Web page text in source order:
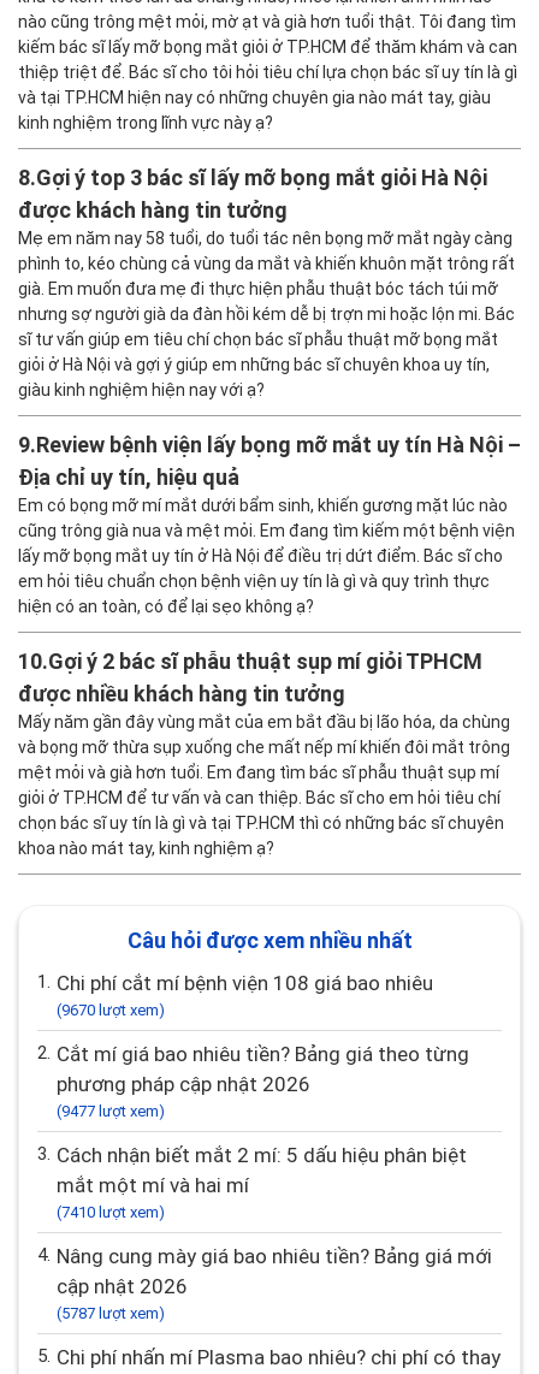
nào cũng trông mệt mỏi, mờ ạt và già hơn tuổi thật. Tôi đang tìm
kiếm bác sĩ lấy mỡ bọng mắt giỏi ở TP.HCM để thăm khám và can
thiệp triệt để. Bác sĩ cho tôi hỏi tiêu chí lựa chọn bác sĩ uy tín là gì
và tại TP.HCM hiện nay có những chuyên gia nào mát tay, giàu
kinh nghiệm trong lĩnh vực này ạ?
8.Gợi ý top 3 bác sĩ lấy mỡ bọng mắt giỏi Hà Nội
được khách hàng tin tưởng
Mẹ em năm nay 58 tuổi, do tuổi tác nên bọng mỡ mắt ngày càng
phình to, kéo chùng cả vùng da mắt và khiến khuôn mặt trông rất
già. Em muốn đưa mẹ đi thực hiện phẫu thuật bóc tách túi mỡ
nhưng sợ người già da đàn hồi kém dễ bị trợn mi hoặc lộn mi. Bác
sĩ tư vấn giúp em tiêu chí chọn bác sĩ phẫu thuật mỡ bọng mắt
giỏi ở Hà Nội và gợi ý giúp em những bác sĩ chuyên khoa uy tín,
giàu kinh nghiệm hiện nay với ạ?
9.Review bệnh viện lấy bọng mỡ mắt uy tín Hà Nội –
Địa chỉ uy tín, hiệu quả
Em có bọng mỡ mí mắt dưới bẩm sinh, khiến gương mặt lúc nào
cũng trông già nua và mệt mỏi. Em đang tìm kiếm một bệnh viện
lấy mỡ bọng mắt uy tín ở Hà Nội để điều trị dứt điểm. Bác sĩ cho
em hỏi tiêu chuẩn chọn bệnh viện uy tín là gì và quy trình thực
hiện có an toàn, có để lại sẹo không ạ?
10.Gợi ý 2 bác sĩ phẫu thuật sụp mí giỏi TPHCM
được nhiều khách hàng tin tưởng
Mấy năm gần đây vùng mắt của em bắt đầu bị lão hóa, da chùng
và bọng mỡ thừa sụp xuống che mất nếp mí khiến đôi mắt trông
mệt mỏi và già hơn tuổi. Em đang tìm bác sĩ phẫu thuật sụp mí
giỏi ở TP.HCM để tư vấn và can thiệp. Bác sĩ cho em hỏi tiêu chí
chọn bác sĩ uy tín là gì và tại TP.HCM thì có những bác sĩ chuyên
khoa nào mát tay, kinh nghiệm ạ?
Câu hỏi được xem nhiều nhất
1. Chi phí cắt mí bệnh viện 108 giá bao nhiêu
(9670 lượt xem)
2. Cắt mí giá bao nhiêu tiền? Bảng giá theo từng
phương pháp cập nhật 2026
(9477 lượt xem)
3. Cách nhận biết mắt 2 mí: 5 dấu hiệu phân biệt
mắt một mí và hai mí
(7410 lượt xem)
4. Nâng cung mày giá bao nhiêu tiền? Bảng giá mới
cập nhật 2026
(5787 lượt xem)
5. Chi phí nhấn mí Plasma bao nhiêu? chi phí có thay